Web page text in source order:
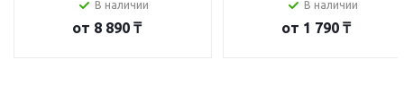
В наличии
от 8 890 ₸
В наличии
от 1 790 ₸